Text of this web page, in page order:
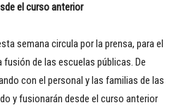
el curso anterior
semana circula por la prensa, para el
de las escuelas públicas. De
con el personal y las familias de las
y fusionarán desde el curso anterior